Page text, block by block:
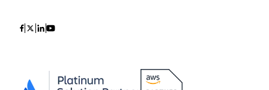
IconIconIconIcon